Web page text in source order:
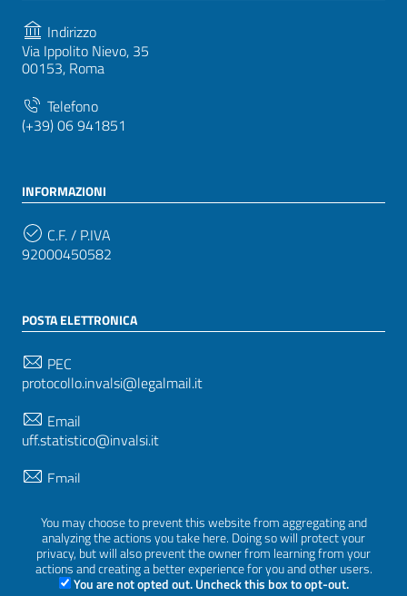
You may choose to prevent this website from aggregating and
analyzing the actions you take here. Doing so will protect your
privacy, but will also prevent the owner from learning from your
actions and creating a better experience for you and other users.
You are not opted out. Uncheck this box to opt-out.
Indirizzo
Via Ippolito Nievo, 35
00153, Roma
Telefono
(+39) 06 941851
INFORMAZIONI
C.F. / P.IVA
92000450582
POSTA ELETTRONICA
PEC
protocollo.invalsi@legalmail.it
Email
uff.statistico@invalsi.it
Email
SEGUICI SU